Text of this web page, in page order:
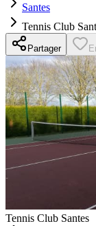
Santes
Tennis Club
Partager
Tennis Club Santes